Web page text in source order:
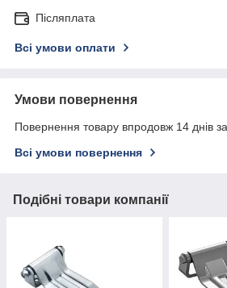
Післяплата
Всі умови оплати
Умови повернення
Повернення товару впродовж 14 днів
Всі умови повернення
Подібні товари компанії